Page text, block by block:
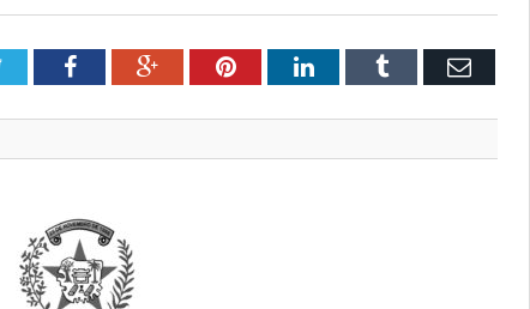
TwitterFacebookGoogle+PinterestLinkedInTumblr Email